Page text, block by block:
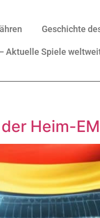
Geschichte
Aktuelle Spiele
Heim-